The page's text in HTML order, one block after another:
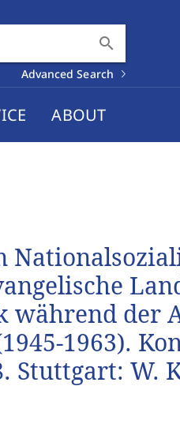
search
Advanced Search
ABOUT
während der
1963).
Stuttgart: W.